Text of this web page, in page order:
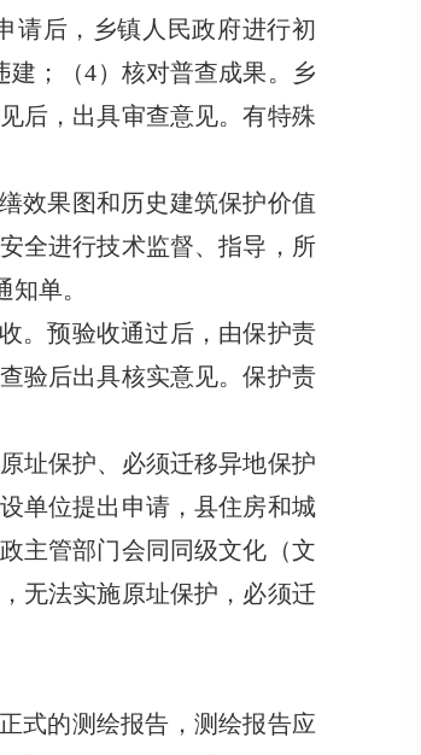
后，乡镇人民政府进行初
；（4）核对普查成果。乡
后，出具审查意见。有特殊
效果图和历史建筑保护价值
全进行技术监督、指导，所
单。
。预验收通过后，由保护责
验后出具核实意见。保护责
址保护、必须迁移异地保护
单位提出申请，县住房和城
主管部门会同同级文化（文
无法实施原址保护，必须迁
式的测绘报告，测绘报告应